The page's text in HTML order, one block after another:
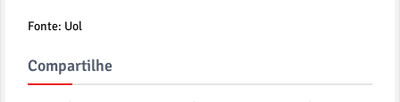
Fonte: Uol
Compartilhe